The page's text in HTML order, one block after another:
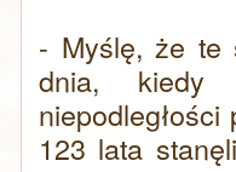
- Myślę, że te
dnia, kiedy
123 lata